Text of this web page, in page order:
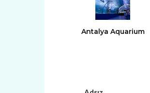
Antalya Aquarium